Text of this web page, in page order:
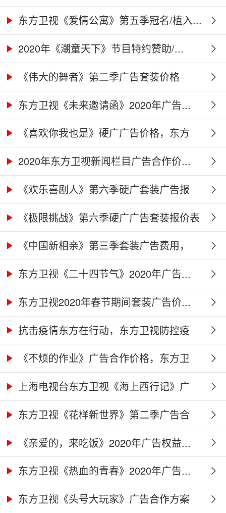
东方卫视《爱情公寓》第五季冠名/植入...
2020年《潮童天下》节目特约赞助/...
《伟大的舞者》第二季广告套装价格
（硬...
东方卫视《未来邀请函》2020年广告...
《喜欢你我也是》硬广广告价格，东方
卫...2020年东方卫视新闻栏目广告合作价...
《欢乐喜剧人》第六季硬广套装广告报
价...《极限挑战》第六季硬广广告套装报价表
《中国新相亲》第三季套装广告费用，
东...东方卫视《二十四节气》2020年广告...
东方卫视2020年春节期间套装广告价...
抗击疫情东方在行动，东方卫视防控疫
情...《不烦的作业》广告合作价格，东方卫
视...上海电视台东方卫视《海上西行记》广
告...东方卫视《花样新世界》第二季广告合
作...《亲爱的，来吃饭》2020年广告权益...
东方卫视《热血的青春》2020年广告...
东方卫视《头号大玩家》广告合作方案